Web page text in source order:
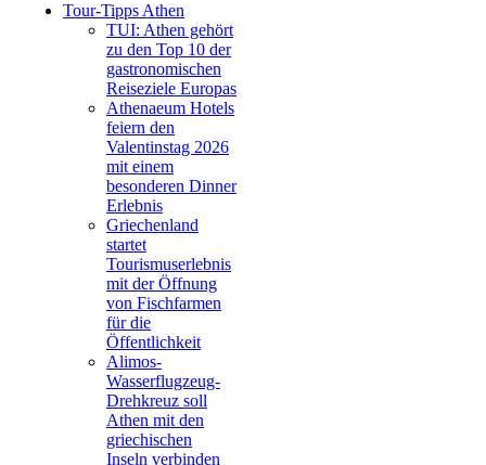
Tour-Tipps Athen
TUI: Athen gehört
zu den Top 10 der
gastronomischen
Reiseziele Europas
Athenaeum Hotels
feiern den
Valentinstag 2026
mit einem
besonderen Dinner
Erlebnis
Griechenland
startet
Tourismuserlebnis
mit der Öffnung
von Fischfarmen
für die
Öffentlichkeit
Alimos-
Wasserflugzeug-
Drehkreuz soll
Athen mit den
griechischen
Inseln verbinden